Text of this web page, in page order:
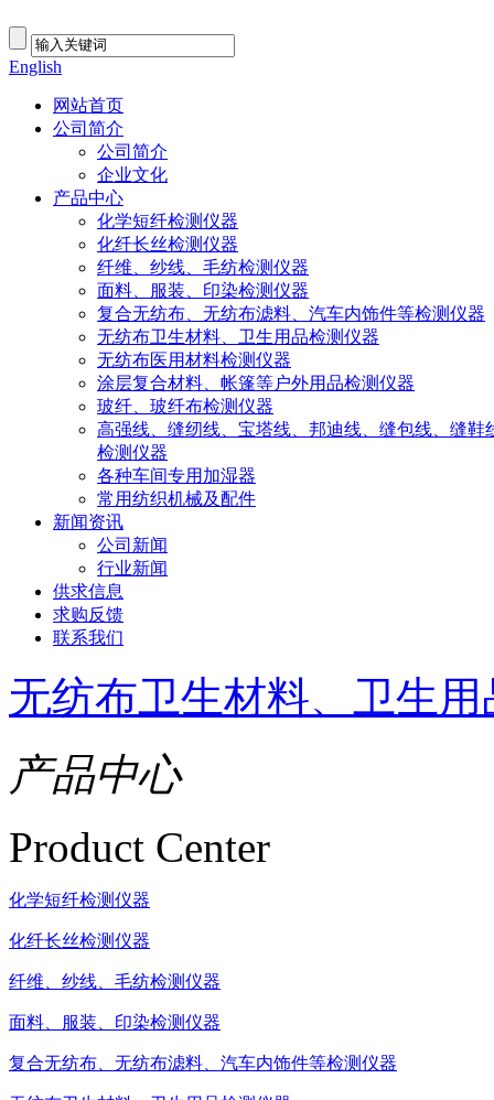
English
网站首页
公司简介
公司简介
企业文化
产品中心
化学短纤检测仪器
化纤长丝检测仪器
纤维、纱线、毛纺检测仪器
面料、服装、印染检测仪器
复合无纺布、无纺布滤料、汽车内饰件等检测仪器
无纺布卫生材料、卫生用品检测仪器
无纺布医用材料检测仪器
涂层复合材料、帐篷等户外用品检测仪器
玻纤、玻纤布检测仪器
高强线、缝纫线、宝塔线、邦迪线、缝包线、缝鞋
检测仪器
各种车间专用加湿器
常用纺织机械及配件
新闻资讯
公司新闻
行业新闻
供求信息
求购反馈
联系我们
无纺布卫生材料、卫生
产品中心
Product Center
化学短纤检测仪器
化纤长丝检测仪器
纤维、纱线、毛纺检测仪器
面料、服装、印染检测仪器
复合无纺布、无纺布滤料、汽车内饰件等检测仪器